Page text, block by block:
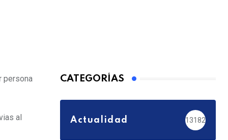
persona
al
CATEGORÍAS
Actualidad 13182